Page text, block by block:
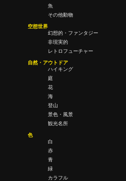
魚
その他動物
空想世界
幻想的・ファンタジー
非現実的
レトロフューチャー
自然・アウトドア
ハイキング
庭
花
海
登山
景色・風景
観光名所
色
白
赤
青
緑
カラフル